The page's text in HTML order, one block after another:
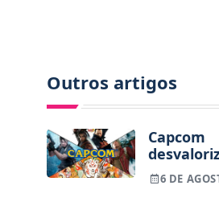
Outros artigos
Capcom
dos
na6 DE